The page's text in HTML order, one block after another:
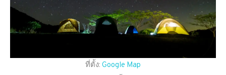
ที่ตั้ง: Google Map